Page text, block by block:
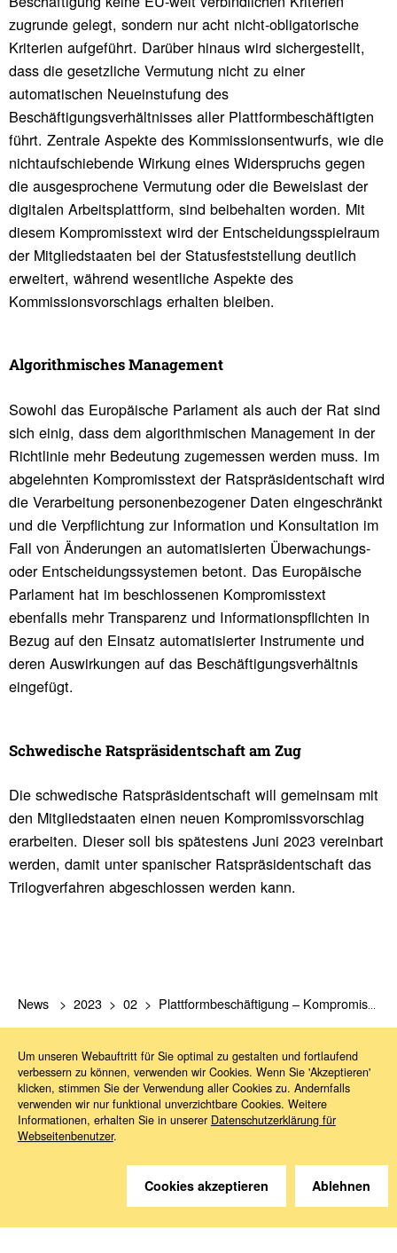
zugrunde gelegt, sondern nur acht nicht-obligatorische
Kriterien aufgeführt. Darüber hinaus wird sichergestellt,
dass die gesetzliche Vermutung nicht zu einer
automatischen Neueinstufung des
Beschäftigungsverhältnisses aller Plattformbeschäftigten
führt. Zentrale Aspekte des Kommissionsentwurfs, wie die
nichtaufschiebende Wirkung eines Widerspruchs gegen
die ausgesprochene Vermutung oder die Beweislast der
digitalen Arbeitsplattform, sind beibehalten worden. Mit
diesem Kompromisstext wird der Entscheidungsspielraum
der Mitgliedstaaten bei der Statusfeststellung deutlich
erweitert, während wesentliche Aspekte des
Kommissionsvorschlags erhalten bleiben.
Algo­rith­mi­sches Manage­ment
Sowohl das Europäische Parlament als auch der Rat sind
sich einig, dass dem algorithmischen Management in der
Richtlinie mehr Bedeutung zugemessen werden muss. Im
abgelehnten Kompromisstext der Ratspräsidentschaft wird
die Verarbeitung personenbezogener Daten eingeschränkt
und die Verpflichtung zur Information und Konsultation im
Fall von Änderungen an automatisierten Überwachungs-
oder Entscheidungssystemen betont. Das Europäische
Parlament hat im beschlossenen Kompromisstext
ebenfalls mehr Transparenz und Informationspflichten in
Bezug auf den Einsatz automatisierter Instrumente und
deren Auswirkungen auf das Beschäftigungsverhältnis
eingefügt.
Schwe­di­sche Rats­prä­si­dent­schaft am Zug
Die schwedische Ratspräsidentschaft will gemeinsam mit
den Mitgliedstaaten einen neuen Kompromissvorschlag
erarbeiten. Dieser soll bis spätestens Juni 2023 vereinbart
werden, damit unter spanischer Ratspräsidentschaft das
Trilogverfahren abgeschlossen werden kann.
News 2023 02 Plattformbeschäftigung – Kompromiss im Europäischen Parlament
Wir helfen gerne weiter.
Um unseren Webauftritt für Sie optimal zu gestalten und fortlaufend
verbessern zu können, verwenden wir Cookies. Wenn Sie 'Akzeptieren'
klicken, stimmen Sie der Verwendung aller Cookies zu. Andernfalls
verwenden wir nur funktional unverzichtbare Cookies. Weitere
Informationen, erhalten Sie in unserer Datenschutzerklärung für
Webseitenbenutzer.
Cookies akzeptieren Ablehnen